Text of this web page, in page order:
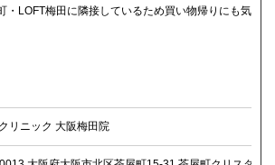
・LOFT梅田に隣接しているため買い物帰りにも気
リニック 大阪梅田院